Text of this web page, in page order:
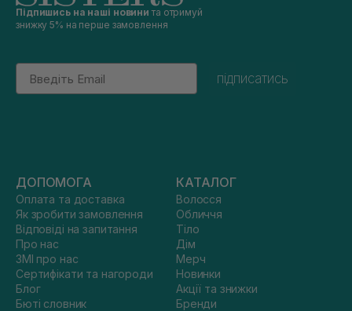
Підпишись на наші новини та отримуй
знижку 5% на перше замовлення
Email
підписатись
ДОПОМОГА
Оплата та доставка
Як зробити замовлення
Відповіді на запитання
Про нас
ЗМІ про нас
Сертифікати та нагороди
Блог
Бюті словник
КАТАЛОГ
Волосся
Обличчя
Тіло
Дім
Мерч
Новинки
Акції та знижки
Бренди